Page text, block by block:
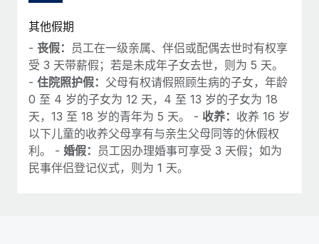
其他假期
- 丧假： 员工在一级亲属、伴侣或配偶去世时有权享
受 3 天带薪假；若是未成年子女去世，则为 5 天。
- 住院照护假： 父母有权请假照顾生病的子女，年龄
0 至 4 岁的子女为 12 天，4 至 13 岁的子女为 18
天，13 至 18 岁的青年为 5 天。 - 收养： 收养 16 岁
以下儿童的收养父母享有与亲生父母同等的休假权
利。 - 婚假： 员工因办理婚事可享受 3 天假；如为
民事伴侣登记仪式，则为 1 天。